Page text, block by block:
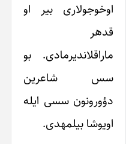
اوخوجولاری بیر او
قده‎ر
ماراقلاندیرمادی. بو
سس شاعرین
دؤورونون سسی ایله
اویوشا بیلمه‎دی.